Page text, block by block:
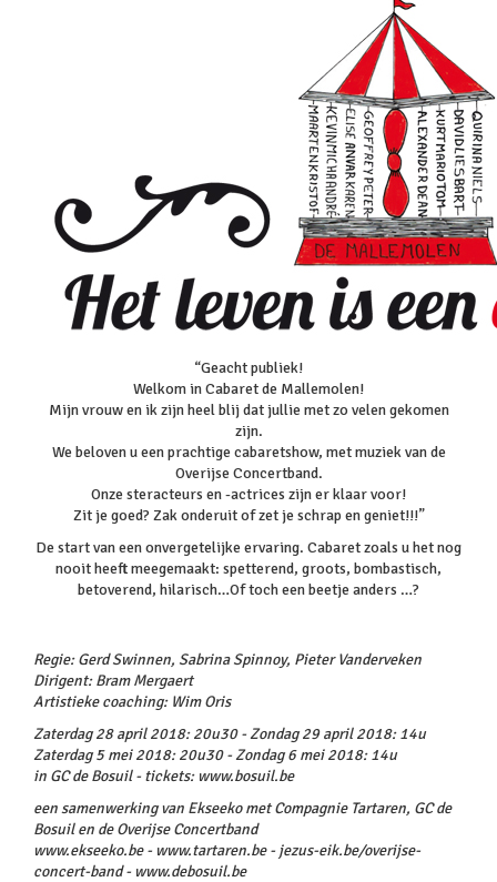
“Geacht publiek!
Welkom in Cabaret de Mallemolen!
Mijn vrouw en ik zijn heel blij dat jullie met zo velen gekomen
zijn.
We beloven u een prachtige cabaretshow, met muziek van de
Overijse Concertband.
Onze steracteurs en -actrices zijn er klaar voor!
Zit je goed? Zak onderuit of zet je schrap en geniet!!!”
De start van een onvergetelijke ervaring. Cabaret zoals u het nog
nooit heeft meegemaakt: spetterend, groots, bombastisch,
betoverend, hilarisch…Of toch een beetje anders …?
Regie: Gerd Swinnen, Sabrina Spinnoy, Pieter Vanderveken
Dirigent: Bram Mergaert
Artistieke coaching: Wim Oris
Zaterdag 28 april 2018: 20u30 - Zondag 29 april 2018: 14u
Zaterdag 5 mei 2018: 20u30 - Zondag 6 mei 2018: 14u
in GC de Bosuil - tickets: www.bosuil.be
een samenwerking van Ekseeko met Compagnie Tartaren, GC de
Bosuil en de Overijse Concertband
www.ekseeko.be - www.tartaren.be - jezus-eik.be/overijse-
concert-band - www.debosuil.be